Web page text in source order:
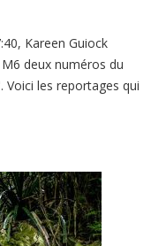
Kareen Guiock
deux numéros du
les reportages qui